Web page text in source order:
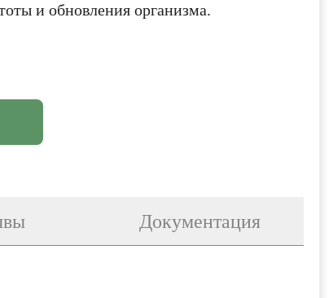
и обновления организма.
Документация